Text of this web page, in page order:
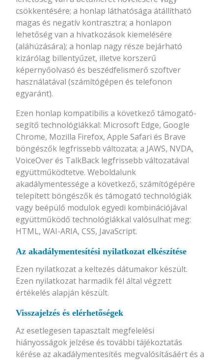
csökkentésére; a honlap láthatósága átállítható
magas és negatív kontrasztra; a honlapon
lehetőség van a hivatkozások kiemelésére
(aláhúzására); a honlap nagy része bejárható
kizárólag billentyűzet, illetve korszerű
képernyőolvasó és beszédfelismerő szoftver
használatával (számítógépen és telefonon
egyaránt).
Ezen honlap kompatibilis a következő támogató-
segítő technológiákkal: Microsoft Edge, Google
Chrome, Mozilla Firefox, Apple Safari és Brave
böngészők legfrissebb változata; a JAWS, NVDA,
VoiceOver és TalkBack legfrissebb változatával
együttműködtetve. Weboldalunk
akadálymentessége a következő, számítógépére
telepített böngészők és támogató technológiák
vagy beépülő modulok egyedi kombinációjával
együttműködő technológiákkal valósulhat meg:
HTML, WAI-ARIA, CSS, JavaScript.
Az akadálymentesítési nyilatkozat elkészítése
Ezen nyilatkozat a keltezés dátumakor készült.
Ezen nyilatkozat harmadik fél által végzett
értékelés alapján készült.
Visszajelzés és elérhetőségek
Az esetlegesen tapasztalt megfelelési
hiányosságok jelzése és további tájékoztatás
kérése az akadálymentesítés megvalósításáért és a